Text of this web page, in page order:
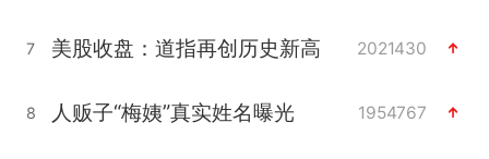
7 美股收盘：道指再创历史新高 2021430
8 人贩子“梅姨”真实姓名曝光 1954767